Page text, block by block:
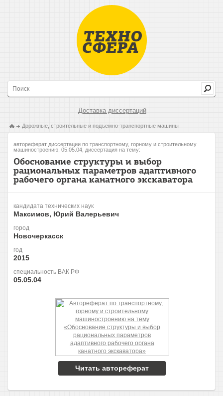
Доставка диссертаций
Дорожные, строительные и подъемно-транспортные машины
автореферат диссертации по транспортному, горному и строительному
машиностроению, 05.05.04, диссертация на тему:
Обоснование структуры и выбор
рациональных параметров адаптивного
рабочего органа канатного экскаватора
кандидата технических наук
Максимов, Юрий Валерьевич
город
Новочеркасск
год
2015
специальность ВАК РФ
05.05.04
Читать автореферат